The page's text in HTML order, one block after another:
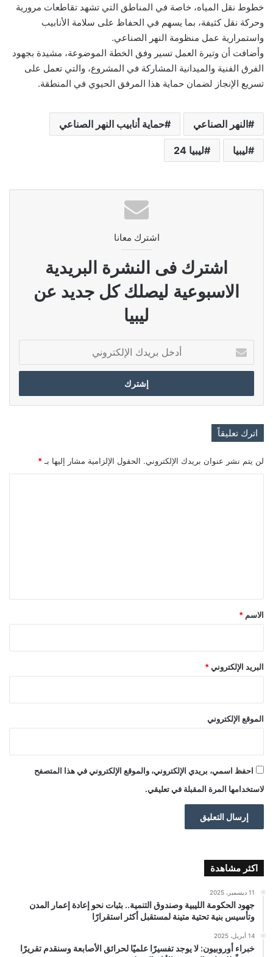
خطوط نقل المياه، خاصة في المناطق التي تشهد تقاطعات مرورية
وحركة نقل كثيفة، بما يسهم في الحفاظ على سلامة الأنابيب
واستمرارية عمل منظومة النهر الصناعي.
وأضافت أن وتيرة العمل تسير وفق الخطة الموضوعة، مشيدة بجهود
الفرق الفنية والميدانية المشاركة في المشروع، والتي تعمل على
تسريع الإنجاز لضمان حماية هذا المرفق الحيوي في المنطقة.
النهر الصناعي حماية أنابيب النهر الصناعي
ليبيا ليبيا 24
اشترك معانا
اشترك فى النشرة البريدية
الاسبوعية ليصلك كل جديد عن
ليبيا
بريدك
الإلكتروني
اترك تعليقاً
لن يتم نشر عنوان بريدك الإلكتروني. الحقول الإلزامية مشار إليها بـ *
*
الاسم *
البريد الإلكتروني *
الموقع الإلكتروني
احفظ اسمي، بريدي الإلكتروني، والموقع الإلكتروني في هذا المتصفح
لاستخدامها المرة المقبلة في تعليقي.
اكثر مشاهدة
11 ديسمبر، 2025
جهود الحكومة الليبية وصندوق التنمية.. بثبات نحو إعادة إعمار المدن
وتأسيس بنية تحتية متينة لمستقبل أكثر استقرارًا
14 أبريل، 2025
خبراء أوروبيون: لا يوجد تفسيرًا علميًا لحرائق الأصابعة وسنقدم تقريرًا